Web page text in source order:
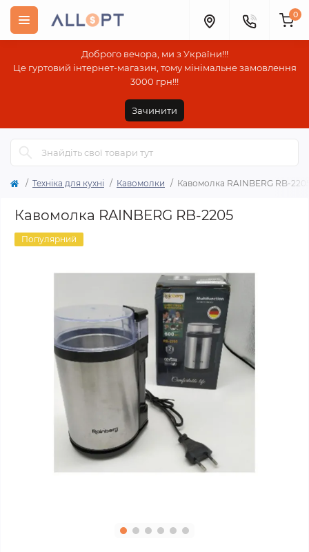
Доброго вечора, ми з України!!!
Це гуртовий інтернет-магазин, тому мінімальне замовлення
3000 грн!!!
Зачинити
0
Техніка для кухні Кавомолки Кавомолка RAINBERG RB-
Кавомолка RAINBERG RB-2205
Популярний